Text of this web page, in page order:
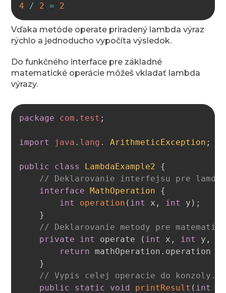
4
/ 2 = 2
Vďaka metóde operate priradený lambda výraz
rýchlo a jednoducho vypočíta výsledok.
Do funkčného interface pre základné
matematické operácie môžeš vkladať lambda
výrazy.
package com . test ;
import java . lang . ArithmeticException ;
public class LambdaExample2
{
// Deklarovanie interfejsu pre lamda
interface MathOperation
{
int
operation ( int x , int y ) ;
}
// Deklarovanie metody pre
private
int operate ( int x , int y ,
return mathOperation . operation
}
// Vypis celej operacie do konzoly.
public
static void printResult ( int
Copy